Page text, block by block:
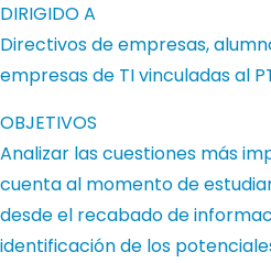
DIRIGIDO A
Directivos de empresas,
empresas de TI vinculadas al
OBJETIVOS
Analizar las cuestiones más
cuenta al momento de
desde el recabado de
identificación de los